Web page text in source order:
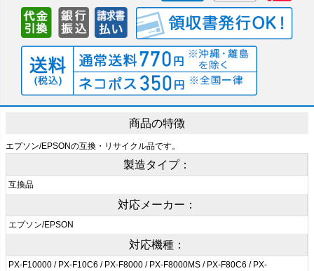
商品の特徴
エプソン/EPSONの互換・リサイクル品です。
製造タイプ：
互換品
対応メーカー：
エプソン/EPSON
対応機種：
PX-F10000 / PX-F10C6 / PX-F8000 / PX-F8000MS / PX-F80C6 / PX-